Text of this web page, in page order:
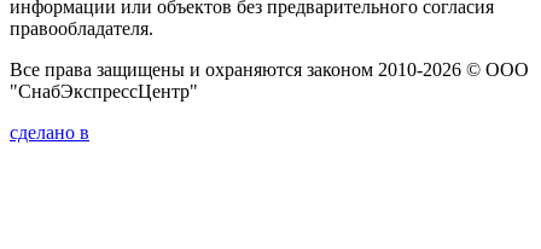
информации или объектов без предварительного согласия
правообладателя.
Все права защищены и охраняются законом 2010-2026 © ООО
"СнабЭкспрессЦентр"
сделано в